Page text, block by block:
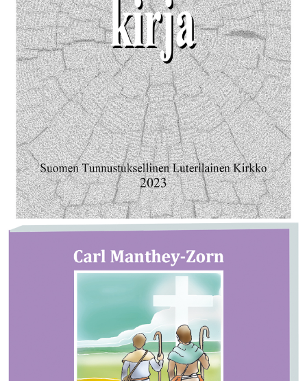
Saarnaajan kirja, Manthey-Zorn Carl
Kirja on ilmestynyt huhtikuussa 2023